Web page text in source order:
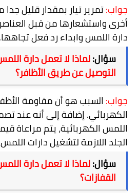
جواب:تمرير تيار بمقدار قليل
أخرى واستشعارها من قبل
دارة اللمس وابداء رد فعل تجاهها.
سؤال:لماذا لا تعمل دارة
التوصيل عن طريق الأظافر؟
جواب: السبب هو أن مقاومة الأظفر
الكهربائي. إضافة إلى أنه عند
اللمس الكهربائية، يتم مراعاة
الجلد اللازمة لتشغيل دارات
سؤال:لماذا لا تعمل دارة
القفازات؟